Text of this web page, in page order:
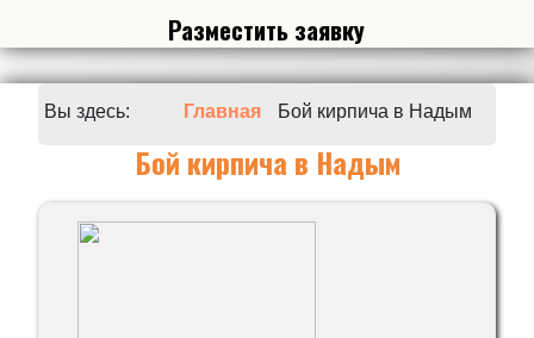
Разместить заявку
Вы здесь: Главная Бой кирпича в Надым
Бой кирпича в Надым